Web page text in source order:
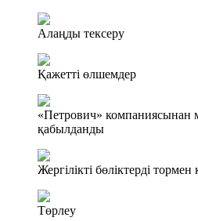
Алаңды тексеру
Қажетті өлшемдер
«Петрович» компаниясынан
қабылданды
Жергілікті бөліктерді
Төрлеу